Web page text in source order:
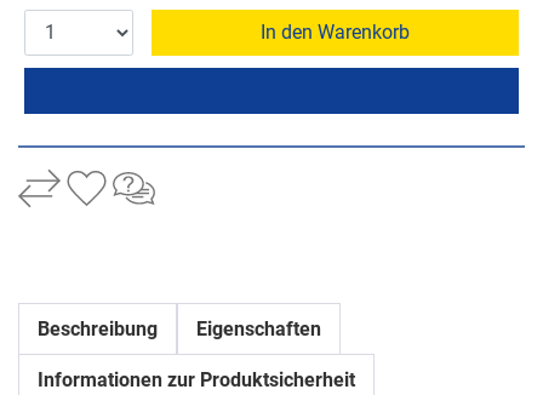
In den Warenkorb
Beschreibung Eigenschaften
Informationen zur Produktsicherheit